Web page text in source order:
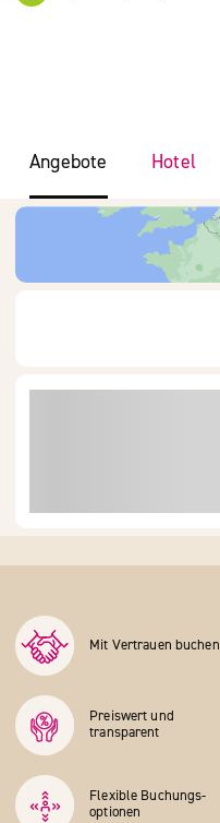
Angebote Hotel
Mit Vertrauen buchen
Preiswert und
transparent
Flexible Buchungs­
optionen